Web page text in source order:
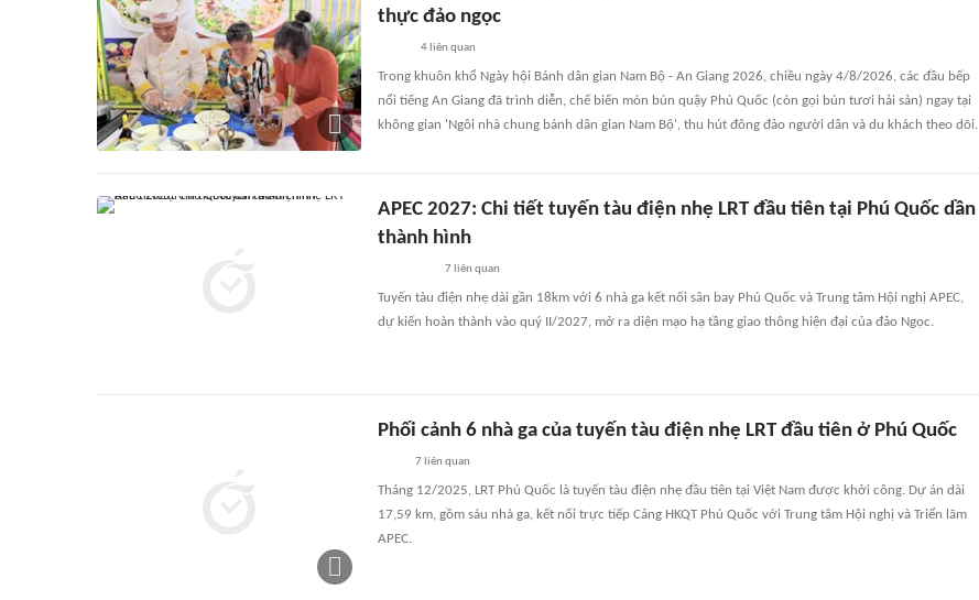
thực đảo ngọc
4 liên quan
Trong khuôn khổ Ngày hội Bánh dân gian Nam Bộ - An Giang 2026, chiều ngày 4/8/2026, các đầu bếp
nổi tiếng An Giang đã trình diễn, chế biến món bún quậy Phú Quốc (còn gọi bún tươi hải sản) ngay tại
không gian 'Ngôi nhà chung bánh dân gian Nam Bộ', thu hút đông đảo người dân và du khách theo dõi.
APEC 2027: Chi tiết tuyến tàu điện nhẹ LRT đầu tiên tại Phú Quốc dần
thành hình
7liên quan
Tuyến tàu điện nhẹ dài gần 18km với 6 nhà ga kết nối sân bay Phú Quốc và Trung tâm Hội nghị APEC,
dự kiến hoàn thành vào quý II/2027, mở ra diện mạo hạ tầng giao thông hiện đại của đảo Ngọc.
Phối cảnh 6 nhà ga của tuyến tàu điện nhẹ LRT đầu tiên ở Phú Quốc
7liên quan
Tháng 12/2025, LRT Phú Quốc là tuyến tàu điện nhẹ đầu tiên tại Việt Nam được khởi công. Dự án dài
17,59 km, gồm sáu nhà ga, kết nối trực tiếp Cảng HKQT Phú Quốc với Trung tâm Hội nghị và Triển lãm
APEC.